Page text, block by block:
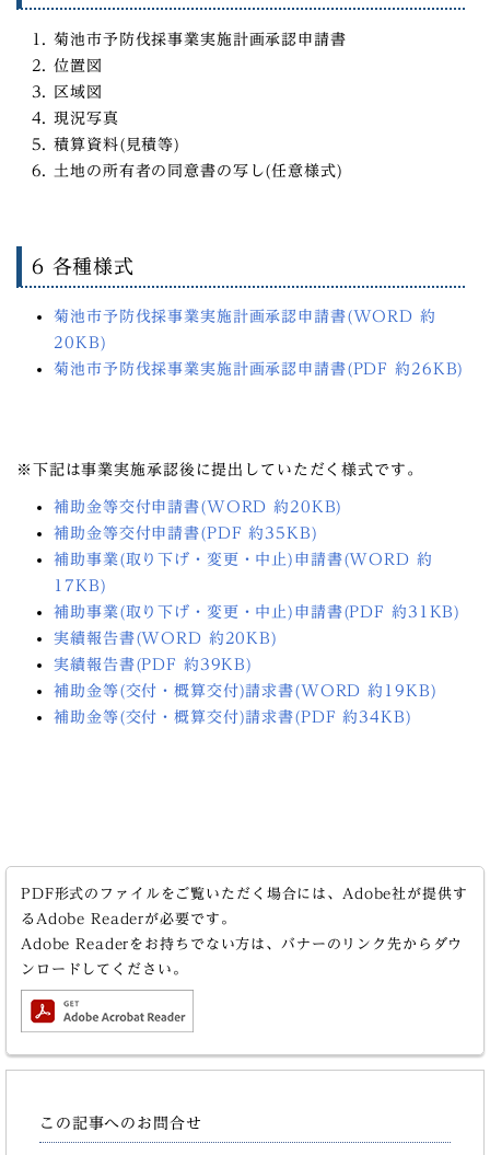
菊池市予防伐採事業実施計画承認申請書
位置図
区域図
現況写真
積算資料(見積等)
土地の所有者の同意書の写し(任意様式)
6 各種様式
菊池市予防伐採事業実施計画承認申請書(WORD 約
20KB)
菊池市予防伐採事業実施計画承認申請書(PDF 約26KB)
※下記は事業実施承認後に提出していただく様式です。
補助金等交付申請書(WORD 約20KB)
補助金等交付申請書(PDF 約35KB)
補助事業(取り下げ・変更・中止)申請書(WORD 約
17KB)
補助事業(取り下げ・変更・中止)申請書(PDF 約31KB)
実績報告書(WORD 約20KB)
実績報告書(PDF 約39KB)
補助金等(交付・概算交付)請求書(WORD 約19KB)
補助金等(交付・概算交付)請求書(PDF 約34KB)
PDF形式のファイルをご覧いただく場合には、Adobe社が提供す
るAdobe Readerが必要です。
Adobe Readerをお持ちでない方は、バナーのリンク先からダウ
ンロードしてください。
この記事へのお問合せ